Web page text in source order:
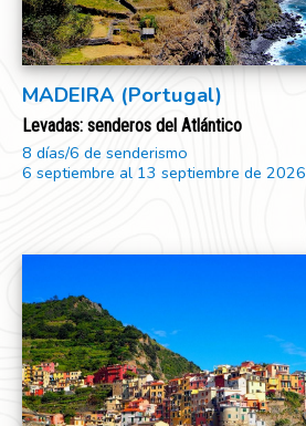
MADEIRA (Portugal)
Levadas: senderos del Atlántico
8 días/6 de senderismo
6 septiembre al 13 septiembre de 2026